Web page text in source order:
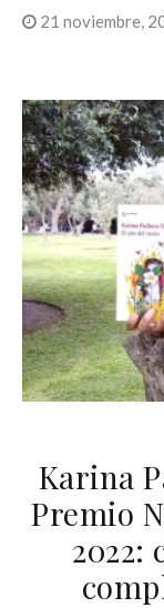
21 noviembre,
Karina
Premio
2022: